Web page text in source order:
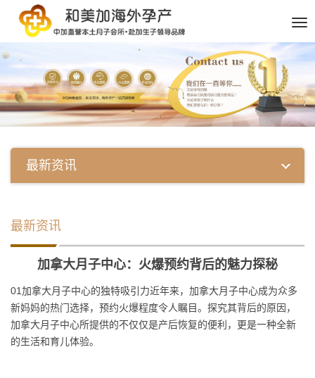
最新资讯
最新资讯
加拿大月子中心：火爆预约背后的魅力探秘
01加拿大月子中心的独特吸引力近年来，加拿大月子中心成为众多
新妈妈的热门选择，预约火爆程度令人瞩目。探究其背后的原因，
加拿大月子中心所提供的不仅仅是产后恢复的便利，更是一种全新
的生活和育儿体验。